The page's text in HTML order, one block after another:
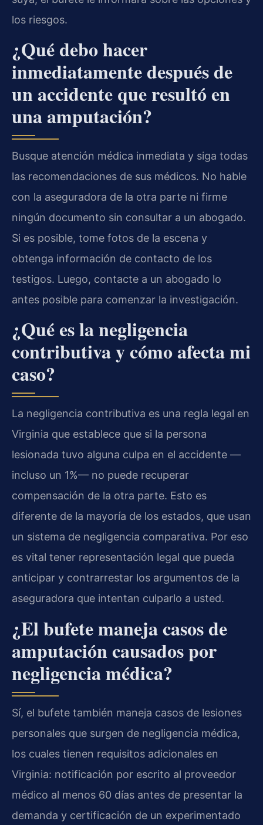
los riesgos.
¿Qué debo hacer
inmediatamente después de
un accidente que resultó en
una amputación?
Busque atención médica inmediata y siga todas
las recomendaciones de sus médicos. No hable
con la aseguradora de la otra parte ni firme
ningún documento sin consultar a un abogado.
Si es posible, tome fotos de la escena y
obtenga información de contacto de los
testigos. Luego, contacte a un abogado lo
antes posible para comenzar la investigación.
¿Qué es la negligencia
contributiva y cómo afecta mi
caso?
La negligencia contributiva es una regla legal en
Virginia que establece que si la persona
lesionada tuvo alguna culpa en el accidente —
incluso un 1%— no puede recuperar
compensación de la otra parte. Esto es
diferente de la mayoría de los estados, que usan
un sistema de negligencia comparativa. Por eso
es vital tener representación legal que pueda
anticipar y contrarrestar los argumentos de la
aseguradora que intentan culparlo a usted.
¿El bufete maneja casos de
amputación causados por
negligencia médica?
Sí, el bufete también maneja casos de lesiones
personales que surgen de negligencia médica,
los cuales tienen requisitos adicionales en
Virginia: notificación por escrito al proveedor
médico al menos 60 días antes de presentar la
demanda y certificación de un experimentado